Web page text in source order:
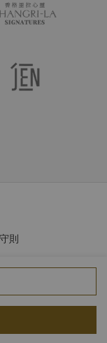
則
ICP經營許可證編號：